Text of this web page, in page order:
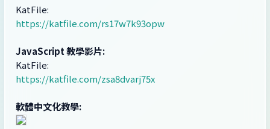
KatFile:
https://katfile.com/rs17w7k93opw
JavaScript 教學影片:
KatFile:
https://katfile.com/zsa8dvarj75x
軟體中文化教學: